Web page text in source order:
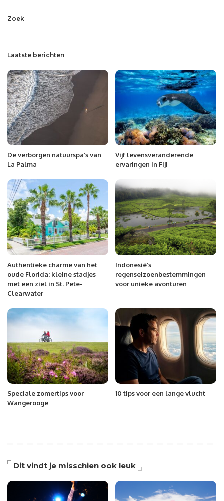
Zoek
Laatste berichten
De verborgen natuurspa’s van
La Palma
Vijf levensveranderende
ervaringen in Fiji
Authentieke charme van het
oude Florida: kleine stadjes
met een ziel in St. Pete-
Clearwater
Indonesië’s
regenseizoenbestemmingen
voor unieke avonturen
Speciale zomertips voor
Wangerooge
10 tips voor een lange vlucht
Dit vindt je misschien ook leuk